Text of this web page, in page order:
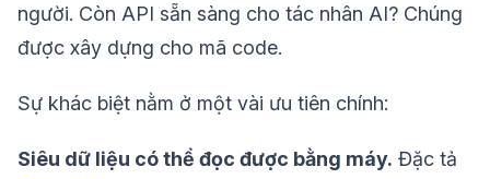
người. Còn API sẵn sàng cho tác nhân AI? Chúng
được xây dựng cho mã code.
Sự khác biệt nằm ở một vài ưu tiên chính:
Siêu dữ liệu có thể đọc được bằng máy. Đặc tả